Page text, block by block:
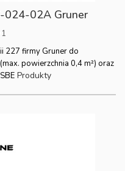
024-02A Gruner
1
227 firmy Gruner do
powierzchnia 0,4 m²) oraz
Produkty